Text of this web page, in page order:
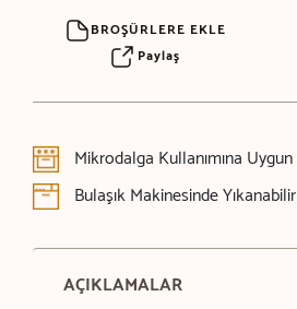
BROŞÜRLERE EKLE
Paylaş
Mikrodalga Kullanımına Uygun
Bulaşık Makinesinde Yıkanabilir
AÇIKLAMALAR